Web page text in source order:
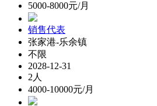
5000-8000元/月
销售代表
张家港-乐余镇
不限
2028-12-31
2人
4000-10000元/月